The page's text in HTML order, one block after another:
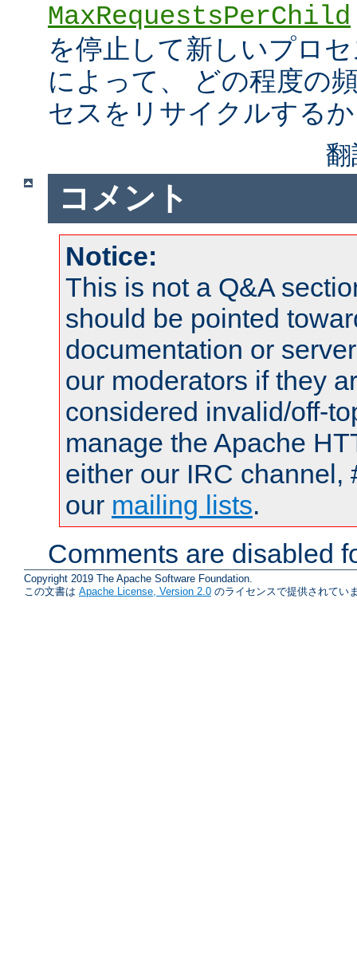
MaxRequestsPerChild
を停止して新しいプロ
によって、 どの程度の
セスをリサイクルする
コメント
Notice:
This is not a Q&A
should be pointed
documentation or
our moderators if they
considered invalid/off-
manage the Apache
either our IRC channel,
our mailing lists.
Comments are disabled
Copyright 2019 The Apache Software Foundation.
この文書は Apache License, Version 2.0 のライセンスで提供されてい